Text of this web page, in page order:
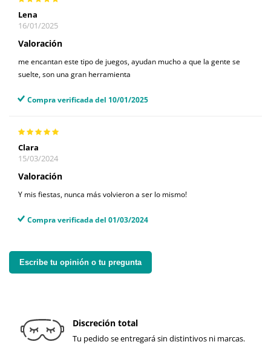
Lena
16/01/2025
Valoración
me encantan este tipo de juegos, ayudan mucho a que la gente se
suelte, son una gran herramienta
Compra verificada del 10/01/2025
Clara
15/03/2024
Valoración
Y mis fiestas, nunca más volvieron a ser lo mismo!
Compra verificada del 01/03/2024
Escribe tu opinión o tu pregunta
Discreción total
Tu pedido se entregará sin distintivos ni marcas.